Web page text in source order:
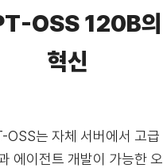
OSS 120B의
혁신
OSS는 자체 서버에서 고급
에이전트 개발이 가능한 오